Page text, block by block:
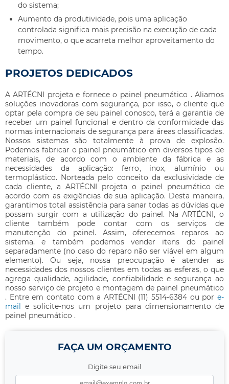
do sistema;
Aumento da produtividade, pois uma aplicação
controlada significa mais precisão na execução de cada
movimento, o que acarreta melhor aproveitamento do
tempo.
PROJETOS DEDICADOS
A ARTÉCNI projeta e fornece o painel pneumático . Aliamos
soluções inovadoras com segurança, por isso, o cliente que
optar pela compra de seu painel conosco, terá a garantia de
receber um painel funcional e dentro da conformidade das
normas internacionais de segurança para áreas classificadas.
Nossos sistemas são totalmente à prova de explosão.
Podemos fabricar o painel pneumático em diversos tipos de
materiais, de acordo com o ambiente da fábrica e as
necessidades da aplicação: ferro, inox, alumínio ou
termoplástico. Norteada pelo conceito da exclusividade de
cada cliente, a ARTÉCNI projeta o painel pneumático de
acordo com as exigências de sua aplicação. Desta maneira,
garantimos total assistência para sanar todas as dúvidas que
possam surgir com a utilização do painel. Na ARTÉCNI, o
cliente também pode contar com os serviços de
manutenção do painel. Assim, oferecemos reparos ao
sistema, e também podemos vender itens do painel
separadamente (no caso do reparo não ser viável em algum
elemento). Ou seja, nossa preocupação é atender as
necessidades dos nossos clientes em todas as esferas, o que
agrega qualidade, agilidade, confiabilidade e segurança ao
nosso serviço de projeto e montagem de painel pneumático
. Entre em contato com a ARTÉCNI (11) 5514-6384 ou por e-
maile solicite-nos um projeto para dimensionamento de
painel pneumático .
FAÇA UM ORÇAMENTO
Digite seu email